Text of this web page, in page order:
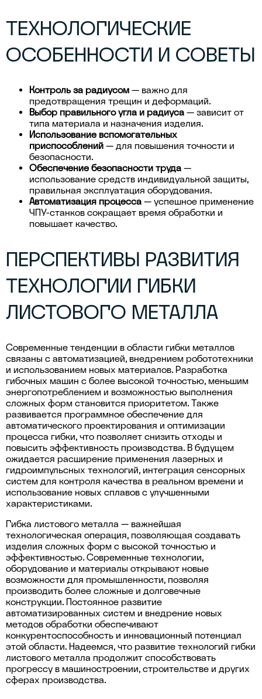
ТЕХНОЛОГИЧЕСКИЕ
ОСОБЕННОСТИ И СОВЕТЫ
Контроль за радиусом — важно для
предотвращения трещин и деформаций.
Выбор правильного угла и радиуса — зависит от
типа материала и назначения изделия.
Использование вспомогательных
приспособлений — для повышения точности и
безопасности.
Обеспечение безопасности труда —
использование средств индивидуальной защиты,
правильная эксплуатация оборудования.
Автоматизация процесса — успешное применение
ЧПУ-станков сокращает время обработки и
повышает качество.
ПЕРСПЕКТИВЫ РАЗВИТИЯ
ТЕХНОЛОГИИ ГИБКИ
ЛИСТОВОГО МЕТАЛЛА
Современные тенденции в области гибки металлов
связаны с автоматизацией, внедрением робототехники
и использованием новых материалов. Разработка
гибочных машин с более высокой точностью, меньшим
энергопотреблением и возможностью выполнения
сложных форм становится приоритетом. Также
развивается программное обеспечение для
автоматического проектирования и оптимизации
процесса гибки, что позволяет снизить отходы и
повысить эффективность производства. В будущем
ожидается расширение применения лазерных и
гидроимпульсных технологий, интеграция сенсорных
систем для контроля качества в реальном времени и
использование новых сплавов с улучшенными
характеристиками.
Гибка листового металла — важнейшая
технологическая операция, позволяющая создавать
изделия сложных форм с высокой точностью и
эффективностью. Современные технологии,
оборудование и материалы открывают новые
возможности для промышленности, позволяя
производить более сложные и долговечные
конструкции. Постоянное развитие
автоматизированных систем и внедрение новых
методов обработки обеспечивают
конкурентоспособность и инновационный потенциал
этой области. Надеемся, что развитие технологий гибки
листового металла продолжит способствовать
прогрессу в машиностроении, строительстве и других
сферах производства.
Урны для мусора :Урны для мусора — стильные, прочные и удобные, чтобы сделать сортировку отходов проще и привлекательнее в любом пространстве.